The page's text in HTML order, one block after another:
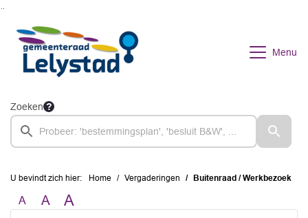
Menu
Zoeken
U bevindt zich hier: Home Vergaderingen Buitenraad / Werkbezoek
A A A